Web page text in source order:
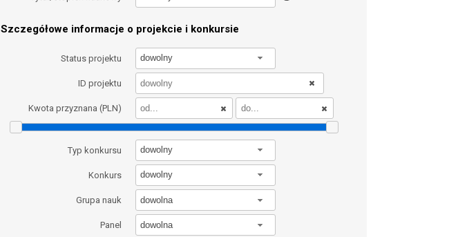
Szczegółowe informacje o projekcie i konkursie
Status projektu dowolny
ID projektu
Kwota przyznana (PLN)
Typ konkursu dowolny
Konkurs dowolny
Grupa nauk dowolna
Panel dowolna